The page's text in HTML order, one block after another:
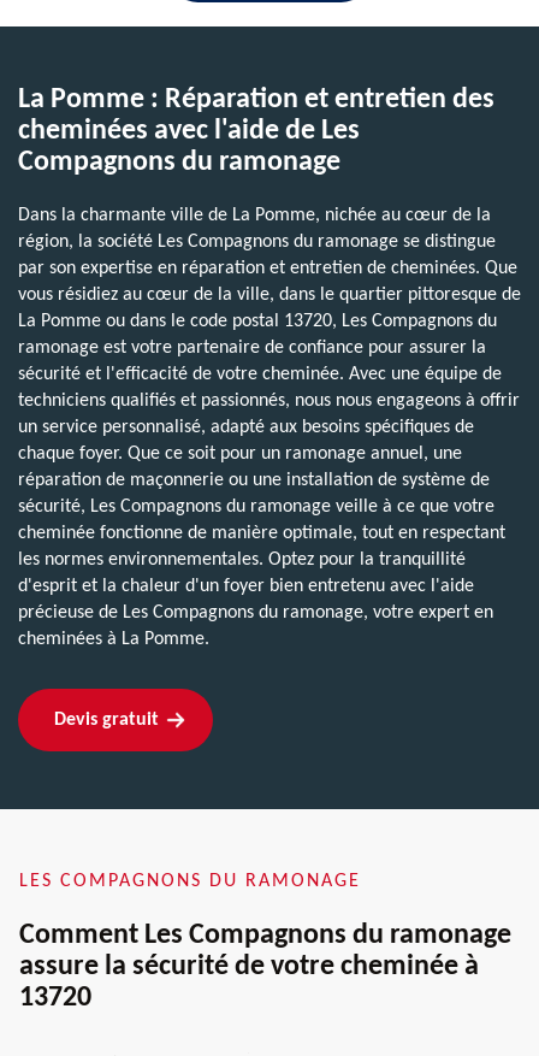
La Pomme : Réparation et entretien des
cheminées avec l'aide de Les
Compagnons du ramonage
Dans la charmante ville de La Pomme, nichée au cœur de la
région, la société Les Compagnons du ramonage se distingue
par son expertise en réparation et entretien de cheminées. Que
vous résidiez au cœur de la ville, dans le quartier pittoresque de
La Pomme ou dans le code postal 13720, Les Compagnons du
ramonage est votre partenaire de confiance pour assurer la
sécurité et l'efficacité de votre cheminée. Avec une équipe de
techniciens qualifiés et passionnés, nous nous engageons à offrir
un service personnalisé, adapté aux besoins spécifiques de
chaque foyer. Que ce soit pour un ramonage annuel, une
réparation de maçonnerie ou une installation de système de
sécurité, Les Compagnons du ramonage veille à ce que votre
cheminée fonctionne de manière optimale, tout en respectant
les normes environnementales. Optez pour la tranquillité
d'esprit et la chaleur d'un foyer bien entretenu avec l'aide
précieuse de Les Compagnons du ramonage, votre expert en
cheminées à La Pomme.
Devis gratuit
LES COMPAGNONS DU RAMONAGE
Comment Les Compagnons du ramonage
assure la sécurité de votre cheminée à
13720